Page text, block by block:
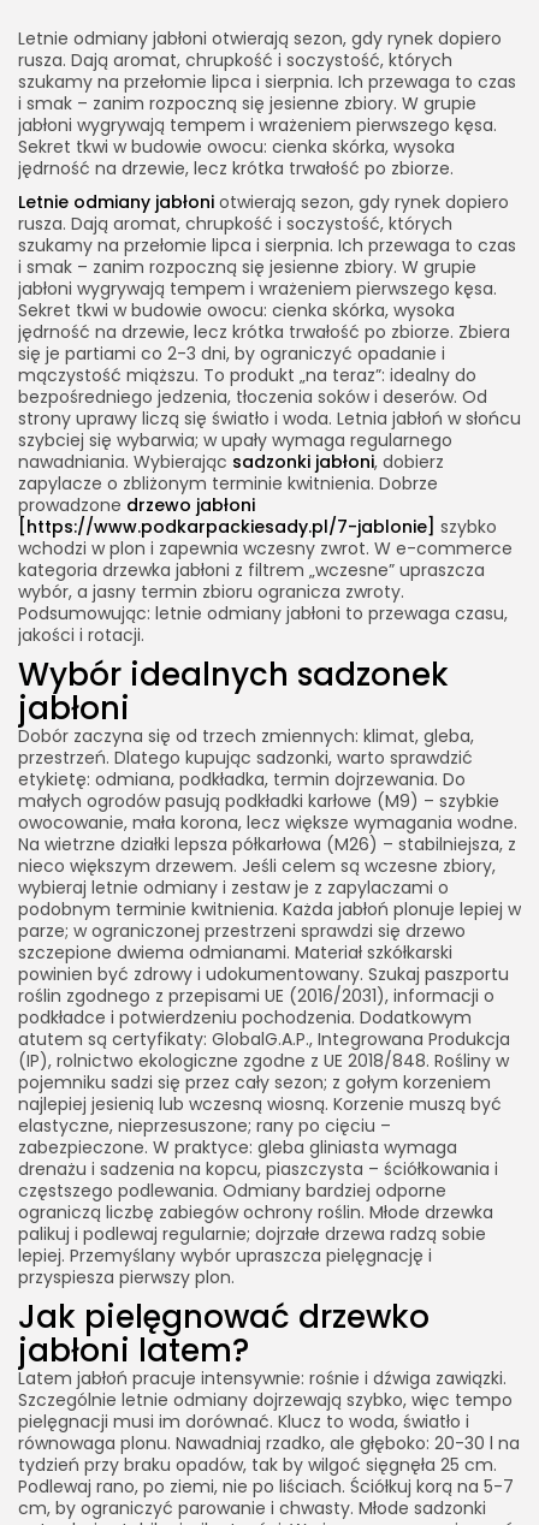
Letnie odmiany jabłoni otwierają sezon, gdy rynek dopiero
rusza. Dają aromat, chrupkość i soczystość, których
szukamy na przełomie lipca i sierpnia. Ich przewaga to czas
i smak – zanim rozpoczną się jesienne zbiory. W grupie
jabłoni wygrywają tempem i wrażeniem pierwszego kęsa.
Sekret tkwi w budowie owocu: cienka skórka, wysoka
jędrność na drzewie, lecz krótka trwałość po zbiorze.
Letnie odmiany jabłoni otwierają sezon, gdy rynek dopiero
rusza. Dają aromat, chrupkość i soczystość, których
szukamy na przełomie lipca i sierpnia. Ich przewaga to czas
i smak – zanim rozpoczną się jesienne zbiory. W grupie
jabłoni wygrywają tempem i wrażeniem pierwszego kęsa.
Sekret tkwi w budowie owocu: cienka skórka, wysoka
jędrność na drzewie, lecz krótka trwałość po zbiorze. Zbiera
się je partiami co 2-3 dni, by ograniczyć opadanie i
mączystość miąższu. To produkt „na teraz”: idealny do
bezpośredniego jedzenia, tłoczenia soków i deserów. Od
strony uprawy liczą się światło i woda. Letnia jabłoń w słońcu
szybciej się wybarwia; w upały wymaga regularnego
nawadniania. Wybierając sadzonki jabłoni, dobierz
zapylacze o zbliżonym terminie kwitnienia. Dobrze
prowadzone drzewo jabłoni
[https://www.podkarpackiesady.pl/7-jablonie] szybko
wchodzi w plon i zapewnia wczesny zwrot. W e-commerce
kategoria drzewka jabłoni z filtrem „wczesne” upraszcza
wybór, a jasny termin zbioru ogranicza zwroty.
Podsumowując: letnie odmiany jabłoni to przewaga czasu,
jakości i rotacji.
Wybór idealnych sadzonek
jabłoni
Dobór zaczyna się od trzech zmiennych: klimat, gleba,
przestrzeń. Dlatego kupując sadzonki, warto sprawdzić
etykietę: odmiana, podkładka, termin dojrzewania. Do
małych ogrodów pasują podkładki karłowe (M9) – szybkie
owocowanie, mała korona, lecz większe wymagania wodne.
Na wietrzne działki lepsza półkarłowa (M26) – stabilniejsza, z
nieco większym drzewem. Jeśli celem są wczesne zbiory,
wybieraj letnie odmiany i zestaw je z zapylaczami o
podobnym terminie kwitnienia. Każda jabłoń plonuje lepiej w
parze; w ograniczonej przestrzeni sprawdzi się drzewo
szczepione dwiema odmianami. Materiał szkółkarski
powinien być zdrowy i udokumentowany. Szukaj paszportu
roślin zgodnego z przepisami UE (2016/2031), informacji o
podkładce i potwierdzeniu pochodzenia. Dodatkowym
atutem są certyfikaty: GlobalG.A.P., Integrowana Produkcja
(IP), rolnictwo ekologiczne zgodne z UE 2018/848. Rośliny w
pojemniku sadzi się przez cały sezon; z gołym korzeniem
najlepiej jesienią lub wczesną wiosną. Korzenie muszą być
elastyczne, nieprzesuszone; rany po cięciu –
zabezpieczone. W praktyce: gleba gliniasta wymaga
drenażu i sadzenia na kopcu, piaszczysta – ściółkowania i
częstszego podlewania. Odmiany bardziej odporne
ograniczą liczbę zabiegów ochrony roślin. Młode drzewka
palikuj i podlewaj regularnie; dojrzałe drzewa radzą sobie
lepiej. Przemyślany wybór upraszcza pielęgnację i
przyspiesza pierwszy plon.
Jak pielęgnować drzewko
jabłoni latem?
Latem jabłoń pracuje intensywnie: rośnie i dźwiga zawiązki.
Szczególnie letnie odmiany dojrzewają szybko, więc tempo
pielęgnacji musi im dorównać. Klucz to woda, światło i
równowaga plonu. Nawadniaj rzadko, ale głęboko: 20-30 l na
tydzień przy braku opadów, tak by wilgoć sięgnęła 25 cm.
Podlewaj rano, po ziemi, nie po liściach. Ściółkuj korą na 5-7
cm, by ograniczyć parowanie i chwasty. Młode sadzonki